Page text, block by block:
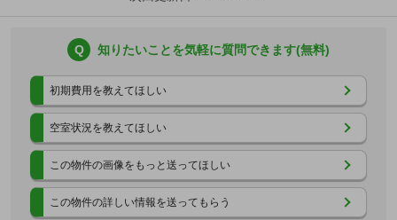
Q 知りたいことを気軽に質問できます(無料)
初期費用を教えてほしい
空室状況を教えてほしい
この物件の画像をもっと送ってほしい
この物件の詳しい情報を送ってもらう